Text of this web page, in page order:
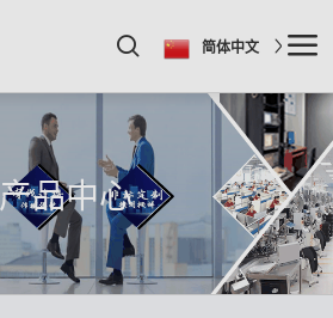
简体中文
产品中心